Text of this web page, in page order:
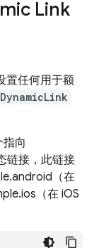
Link
置任何用于额
向
链接，此链接
（在
（在 iOS